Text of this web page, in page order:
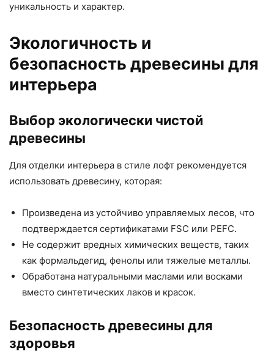
уникальность и характер.
Экологичность и
безопасность древесины для
интерьера
Выбор экологически чистой
древесины
Для отделки интерьера в стиле лофт рекомендуется
использовать древесину, которая:
Произведена из устойчиво управляемых лесов, что
подтверждается сертификатами FSC или PEFC.
Не содержит вредных химических веществ, таких
как формальдегид, фенолы или тяжелые металлы.
Обработана натуральными маслами или восками
вместо синтетических лаков и красок.
Безопасность древесины для
здоровья